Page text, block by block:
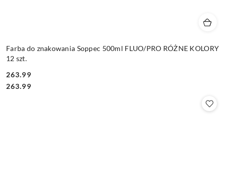
Farba do znakowania Soppec 500ml FLUO/PRO RÓŻNE KOLORY
12 szt.
Cena:
263.99
Cena:
263.99